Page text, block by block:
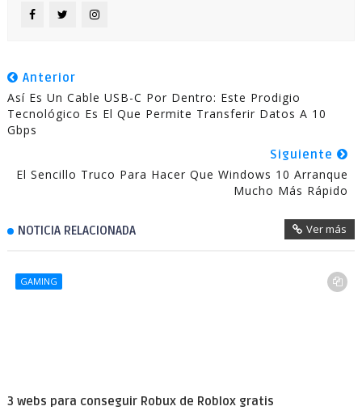
Anterior
Así Es Un Cable USB-C Por Dentro: Este Prodigio
Tecnológico Es El Que Permite Transferir Datos A 10
Gbps
Siguiente
El Sencillo Truco Para Hacer Que Windows 10 Arranque
Mucho Más Rápido
NOTICIA RELACIONADA Ver más
GAMING
3 webs para conseguir Robux de Roblox gratis